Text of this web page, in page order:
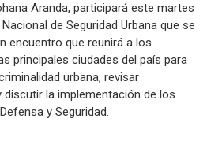
Aranda, participará este martes
de Seguridad Urbana que se
encuentro que reunirá a los
principales ciudades del país para
urbana, revisar
la implementación de los
y Seguridad.